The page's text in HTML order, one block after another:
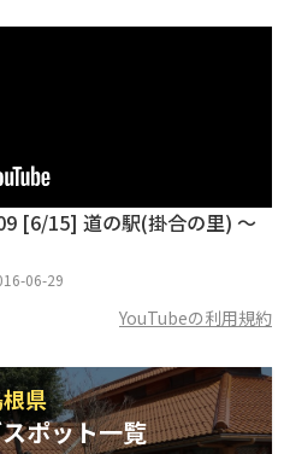
[6/15] 道の駅(掛合の里) ～
06-29
YouTubeの利用規約
県
ポット一覧